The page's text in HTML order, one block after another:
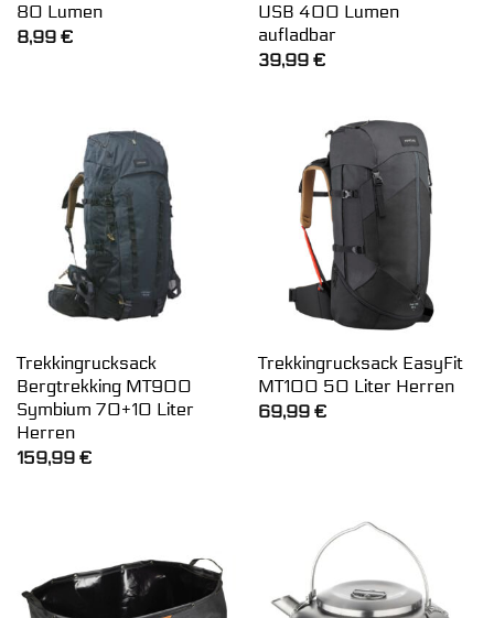
80 Lumen
8,99 €
USB 400 Lumen
aufladbar
39,99 €
Trekkingrucksack
Bergtrekking MT900
Symbium 70+10 Liter
Herren
159,99 €
Trekkingrucksack EasyFit
MT100 50 Liter Herren
69,99 €